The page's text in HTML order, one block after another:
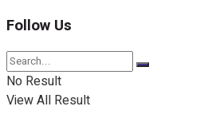
Follow Us
No Result
View All Result